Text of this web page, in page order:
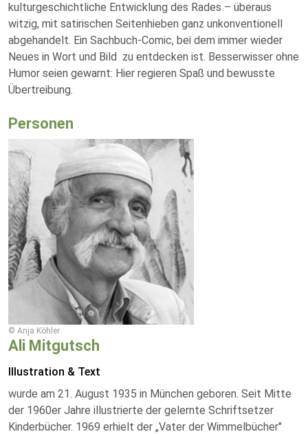
kulturgeschichtliche Entwicklung des Rades – überaus
witzig, mit satirischen Seitenhieben ganz unkonventionell
abgehandelt. Ein Sachbuch-Comic, bei dem immer wieder
Neues in Wort und Bild zu entdecken ist. Besserwisser ohne
Humor seien gewarnt: Hier regieren Spaß und bewusste
Übertreibung.
Personen
© Anja Köhler
Ali Mitgutsch
Illustration & Text
wurde am 21. August 1935 in München geboren. Seit Mitte
der 1960er Jahre illustrierte der gelernte Schriftsetzer
Kinderbücher. 1969 erhielt der „Vater der Wimmelbücher"